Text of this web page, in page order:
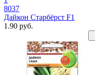
8037
Дайкон Старбёрст F1
1.90 руб.